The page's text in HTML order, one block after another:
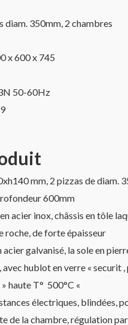
diam. 350mm, 2 chambres
x 600 x 745
50-60Hz
mm, 2 pizzas de diam.
600mm
acier inox, châssis en tôle
roche, de forte épaisseur
acier galvanisé, la sole en
avec hublot en verre « securit
haute T° 500°C «
électriques, blindées,
de la chambre, régulation